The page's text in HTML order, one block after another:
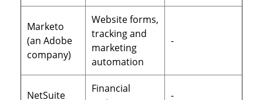
Marketo
(an Adobe
company)
Website forms,
tracking and
marketing
automation
-
NetSuite
Financial
-